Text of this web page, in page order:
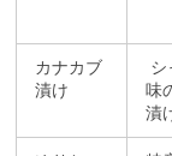
カナカブ
漬け
シ
味
漬